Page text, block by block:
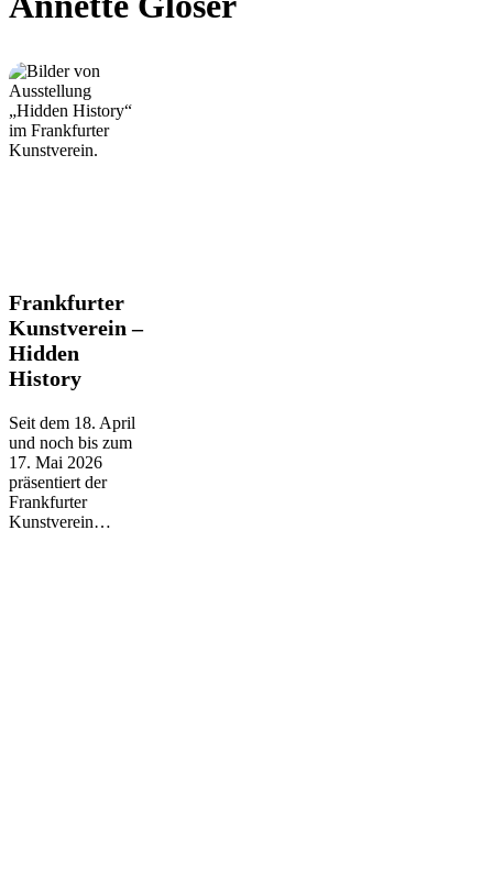
Frankfurter
Kunstverein
–
Hidden
History
Frankfurter
Kunstverein –
Hidden
History
Seit dem 18. April
und noch bis zum
17. Mai 2026
präsentiert der
Frankfurter
Kunstverein…